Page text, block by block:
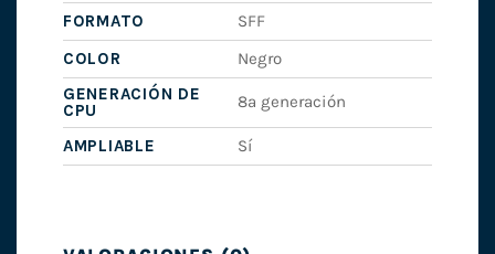
FORMATO
SFF
COLOR
Negro
GENERACIÓN DE
CPU
8ª generación
AMPLIABLE Sí